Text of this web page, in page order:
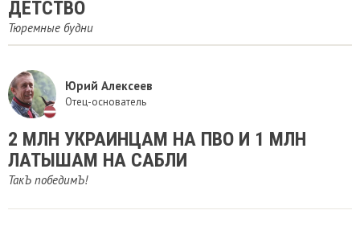
ДЕТСТВО
Тюремные будни
Юрий Алексеев
Отец-основатель
​2 МЛН УКРАИНЦАМ НА ПВО И 1 МЛН
ЛАТЫШАМ НА САБЛИ
ТакЪ победимЪ!